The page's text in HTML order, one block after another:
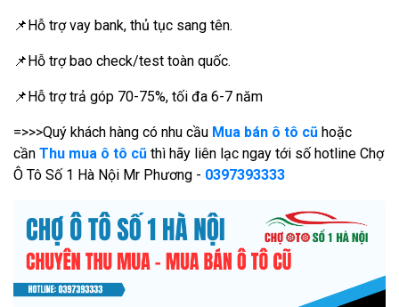
📌Hỗ trợ vay bank, thủ tục sang tên.
📌Hỗ trợ bao check/test toàn quốc.
📌Hỗ trợ trả góp 70-75%, tối đa 6-7 năm
=>>>Quý khách hàng có nhu cầu Mua bán ô tô cũ hoặc
cần Thu mua ô tô cũ thì hãy liên lạc ngay tới số hotline Chợ
Ô Tô Số 1 Hà Nội Mr Phương - 0397393333